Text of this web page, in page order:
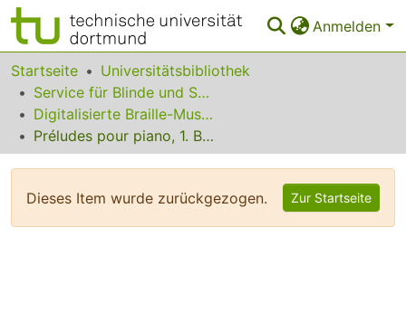
Anmelden
Bereiche & Sammlungen
Das gesamte Repositorium
Statistiken
Startseite
Universitätsbibliothek
Service für Blinde und Sehbehinderte
Digitalisierte Braille-Musik-Matrizen des VzfB
Préludes pour piano, 1. Buch
Dieses Item wurde zurückgezogen. Zur Startseite